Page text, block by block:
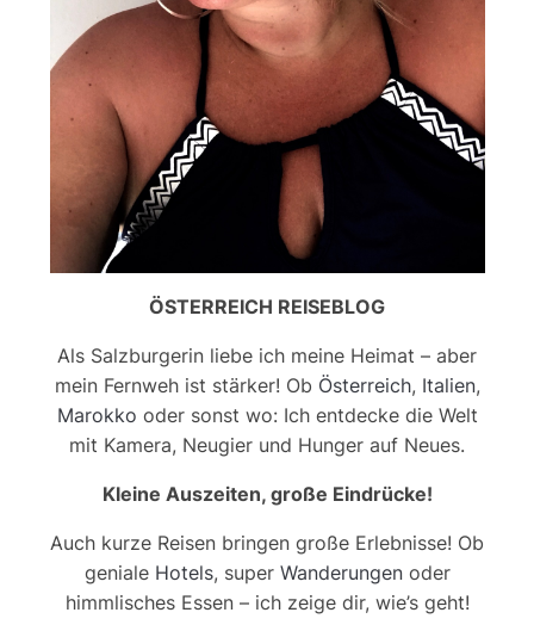
ÖSTERREICH REISEBLOG
Als Salzburgerin liebe ich meine Heimat – aber
mein Fernweh ist stärker! Ob Österreich, Italien,
Marokko oder sonst wo: Ich entdecke die Welt
mit Kamera, Neugier und Hunger auf Neues.
Kleine Auszeiten, große Eindrücke!
Auch kurze Reisen bringen große Erlebnisse! Ob
geniale Hotels, super Wanderungenoder
himmlisches Essen – ich zeige dir, wie’s geht!